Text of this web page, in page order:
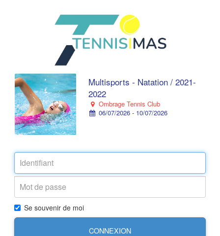
Multisports - Natation / 2021-
2022
Ombrage Tennis Club
06/07/2026 - 10/07/2026
Se souvenir de moi
CONNEXION